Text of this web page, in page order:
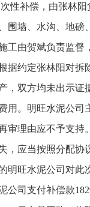
性补偿，由张林
围墙、水沟、地磅
工由贺斌负责监督
据约定张林阳对拆
，双方均未出示证
用。明旺水泥公司
审理由应不予支持
，应当按照分配协
明旺水泥公司对此
公司支付补偿款